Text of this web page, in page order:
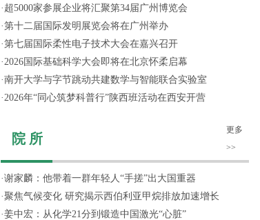
· 超5000家参展企业将汇聚第34届广州博览会
·第十二届国际发明展览会将在广州举办
·第七届国际柔性电子技术大会在嘉兴召开
·2026国际基础科学大会即将在北京怀柔启幕
·南开大学与字节跳动共建数学与智能联合实验室
·2026年“同心筑梦科普行”陕西班活动在西安开营
院 所
更多
>>
·谢家麟：他带着一群年轻人“手搓”出大国重器
·聚焦气候变化 研究揭示西伯利亚甲烷排放加速增长
·姜中宏：从化学21分到锻造中国激光“心脏”